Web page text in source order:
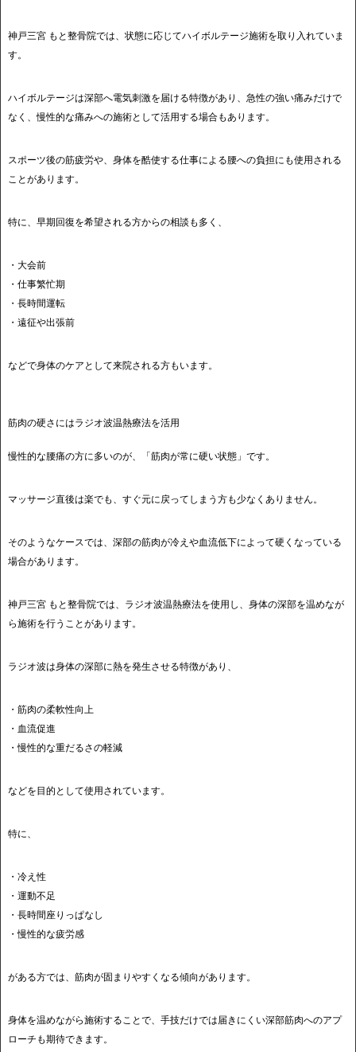
神戸三宮 もと整骨院では、状態に応じてハイボルテージ施術を取り入れていま
す。
ハイボルテージは深部へ電気刺激を届ける特徴があり、急性の強い痛みだけで
なく、慢性的な痛みへの施術として活用する場合もあります。
スポーツ後の筋疲労や、身体を酷使する仕事による腰への負担にも使用される
ことがあります。
特に、早期回復を希望される方からの相談も多く、
・大会前
・仕事繁忙期
・長時間運転
・遠征や出張前
などで身体のケアとして来院される方もいます。
筋肉の硬さにはラジオ波温熱療法を活用
慢性的な腰痛の方に多いのが、「筋肉が常に硬い状態」です。
マッサージ直後は楽でも、すぐ元に戻ってしまう方も少なくありません。
そのようなケースでは、深部の筋肉が冷えや血流低下によって硬くなっている
場合があります。
神戸三宮 もと整骨院では、ラジオ波温熱療法を使用し、身体の深部を温めなが
ら施術を行うことがあります。
ラジオ波は身体の深部に熱を発生させる特徴があり、
・筋肉の柔軟性向上
・血流促進
・慢性的な重だるさの軽減
などを目的として使用されています。
特に、
・冷え性
・運動不足
・長時間座りっぱなし
・慢性的な疲労感
がある方では、筋肉が固まりやすくなる傾向があります。
身体を温めながら施術することで、手技だけでは届きにくい深部筋肉へのアプ
ローチも期待できます。